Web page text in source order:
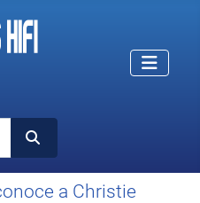
a Christie